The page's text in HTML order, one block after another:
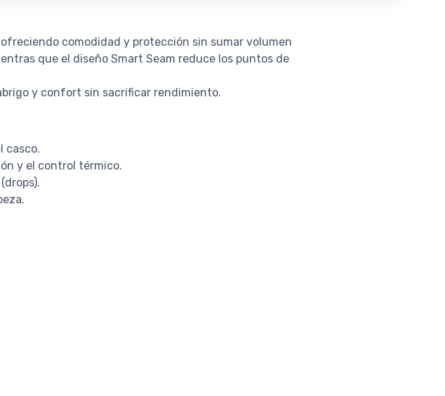
comodidad y protección sin sumar volumen
que el diseño Smart Seam reduce los puntos de
y confort sin sacrificar rendimiento.
casco.
y el control térmico.